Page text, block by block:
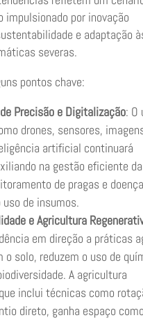
impulsionado por inovação
e adaptação
severas.
pontos chave:
Precisão e Digitalização: O
drones, sensores,
artificial continuará
na gestão eficiente
de pragas e
de insumos.
e Agricultura
em direção a práticas
o solo, reduzem o uso de
A agricultura
inclui técnicas como
direto, ganha espaço como